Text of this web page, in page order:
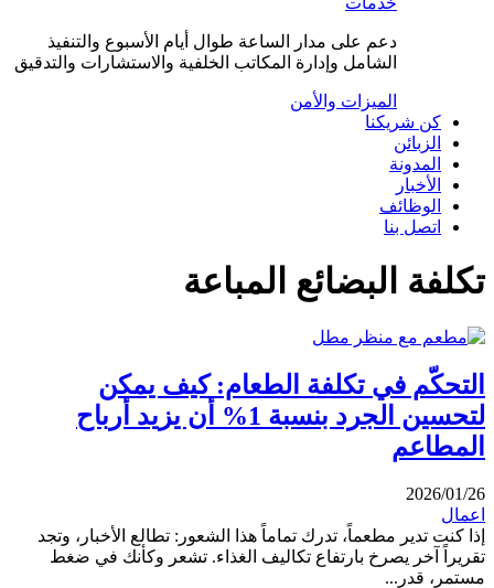
دعم على مدار الساعة طوال أيام الأسبوع والتنفيذ
الشامل وإدارة المكاتب الخلفية والاستشارات والتدقيق
الميزات والأمن
كن شريكنا
الزبائن
المدونة
الأخبار
الوظائف
اتصل بنا
تكلفة البضائع المباعة
التحكّم في تكلفة الطعام: كيف يمكن
لتحسين الجرد بنسبة 1% أن يزيد أرباح
المطاعم
2026/01/26
اعمال
إذا كنت تدير مطعماً، تدرك تماماً هذا الشعور: تطالع الأخبار، وتجد
تقريراً آخر يصرخ بارتفاع تكاليف الغذاء. تشعر وكأنك في ضغط
مستمر، قدر...